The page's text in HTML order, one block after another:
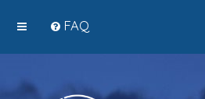
FAQ